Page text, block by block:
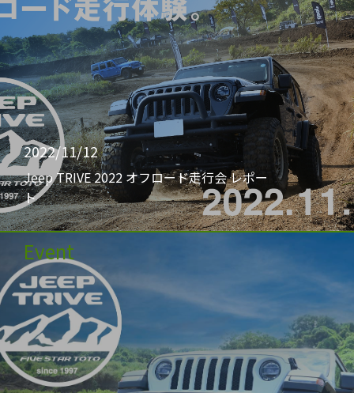
2022/11/12
Jeep TRIVE 2022 オフロード走行会 レポー
ト
Event